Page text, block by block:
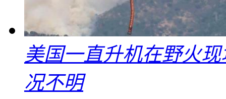
美国一直升机在野火
况不明